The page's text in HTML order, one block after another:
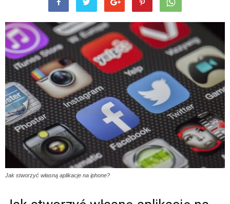
Jak stworzyć własną aplikacje na iphone?